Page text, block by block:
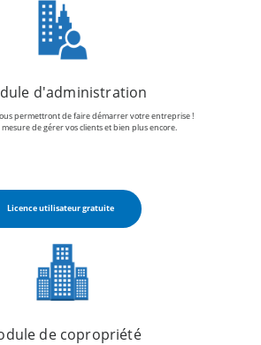
d'administration
permettront de faire démarrer votre entreprise !
mesure de gérer vos clients et bien plus encore.
Licence utilisateur gratuite
de copropriété